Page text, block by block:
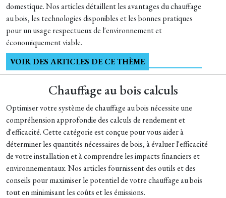
domestique. Nos articles détaillent les avantages du chauffage
au bois, les technologies disponibles et les bonnes pratiques
pour un usage respectueux de l'environnement et
économiquement viable.
VOIR DES ARTICLES DE CE THÈME
Chauffage au bois calculs
Optimiser votre système de chauffage au bois nécessite une
compréhension approfondie des calculs de rendement et
d'efficacité. Cette catégorie est conçue pour vous aider à
déterminer les quantités nécessaires de bois, à évaluer l'efficacité
de votre installation et à comprendre les impacts financiers et
environnementaux. Nos articles fournissent des outils et des
conseils pour maximiser le potentiel de votre chauffage au bois
tout en minimisant les coûts et les émissions.